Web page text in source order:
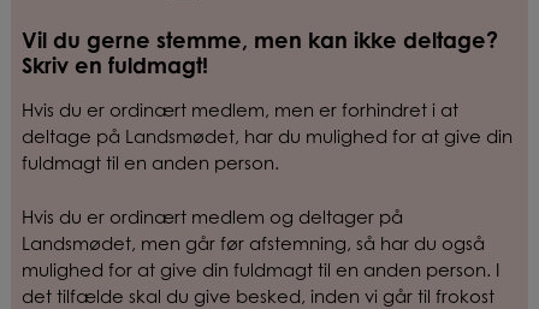
Vil du gerne stemme, men kan ikke deltage?
Skriv en fuldmagt!
Hvis du er ordinært medlem, men er forhindret i at
deltage på Landsmødet, har du mulighed for at give din
fuldmagt til en anden person.
Hvis du er ordinært medlem og deltager på
Landsmødet, men går før afstemning, så har du også
mulighed for at give din fuldmagt til en anden person. I
det tilfælde skal du give besked, inden vi går til frokost